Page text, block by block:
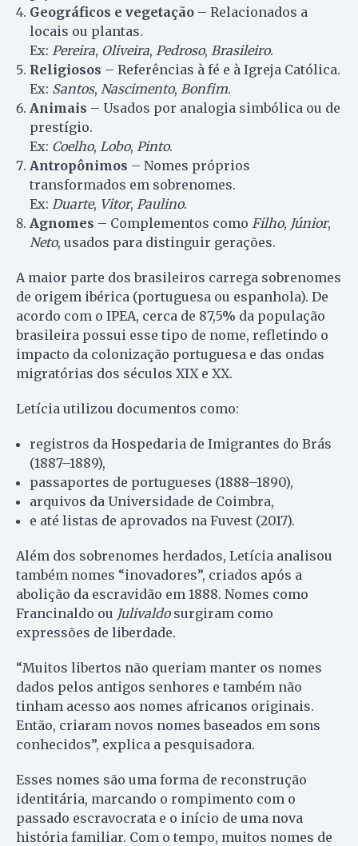
Geográficos e vegetação – Relacionados a
locais ou plantas.
Ex: Pereira, Oliveira, Pedroso, Brasileiro.
Religiosos – Referências à fé e à Igreja Católica.
Ex: Santos, Nascimento, Bonfim.
Animais – Usados por analogia simbólica ou de
prestígio.
Ex: Coelho, Lobo, Pinto.
Antropônimos – Nomes próprios
transformados em sobrenomes.
Ex: Duarte, Vitor, Paulino.
Agnomes – Complementos como Filho, Júnior,
Neto, usados para distinguir gerações.
A maior parte dos brasileiros carrega sobrenomes
de origem ibérica (portuguesa ou espanhola). De
acordo com o IPEA, cerca de 87,5% da população
brasileira possui esse tipo de nome, refletindo o
impacto da colonização portuguesa e das ondas
migratórias dos séculos XIX e XX.
Letícia utilizou documentos como:
registros da Hospedaria de Imigrantes do Brás
(1887–1889),
passaportes de portugueses (1888–1890),
arquivos da Universidade de Coimbra,
e até listas de aprovados na Fuvest (2017).
Além dos sobrenomes herdados, Letícia analisou
também nomes “inovadores”, criados após a
abolição da escravidão em 1888. Nomes como
Francinaldo ou Julivaldosurgiram como
expressões de liberdade.
“Muitos libertos não queriam manter os nomes
dados pelos antigos senhores e também não
tinham acesso aos nomes africanos originais.
Então, criaram novos nomes baseados em sons
conhecidos”, explica a pesquisadora.
Esses nomes são uma forma de reconstrução
identitária, marcando o rompimento com o
passado escravocrata e o início de uma nova
história familiar. Com o tempo, muitos nomes de